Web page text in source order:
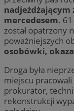
mercedesem.
został opatrzony
poważniejszych
osobówki,
Droga była
miejscu
prokurator,
rekonstrukcji